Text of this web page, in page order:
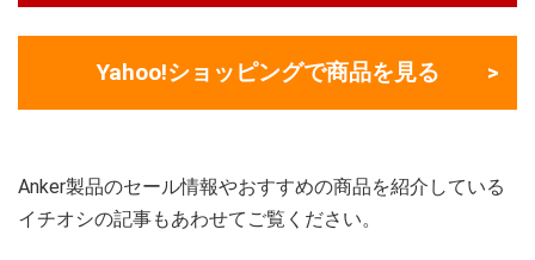
Yahoo!ショッピングで商品を見る
Anker製品のセール情報やおすすめの商品を紹介している
イチオシの記事もあわせてご覧ください。